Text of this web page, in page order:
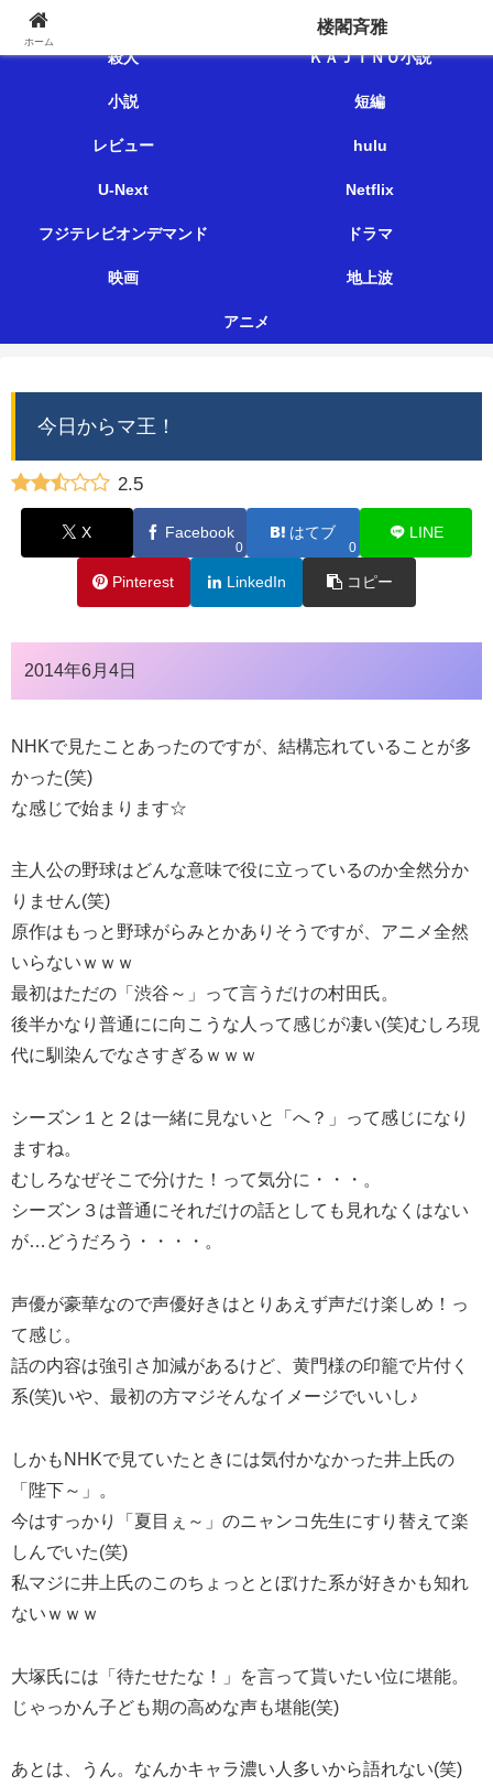
殺人 ＫＡＪＩＮＯ小説
小説 短編
レビュー hulu
U-Next Netflix
フジテレビオンデマンド ドラマ
映画 地上波
アニメ
今日からマ王！
2.5
X Facebook
0
はてブ
0
LINE
Pinterest LinkedIn コピー
2014年6月4日
NHKで見たことあったのですが、結構忘れていることが多
かった(笑)
な感じで始まります☆
主人公の野球はどんな意味で役に立っているのか全然分か
りません(笑)
原作はもっと野球がらみとかありそうですが、アニメ全然
いらないｗｗｗ
最初はただの「渋谷～」って言うだけの村田氏。
後半かなり普通にに向こうな人って感じが凄い(笑)むしろ現
代に馴染んでなさすぎるｗｗｗ
シーズン１と２は一緒に見ないと「へ？」って感じになり
ますね。
むしろなぜそこで分けた！って気分に・・・。
シーズン３は普通にそれだけの話としても見れなくはない
が…どうだろう・・・・。
声優が豪華なので声優好きはとりあえず声だけ楽しめ！っ
て感じ。
話の内容は強引さ加減があるけど、黄門様の印籠で片付く
系(笑)いや、最初の方マジそんなイメージでいいし♪
しかもNHKで見ていたときには気付かなかった井上氏の
「陛下～」。
今はすっかり「夏目ぇ～」のニャンコ先生にすり替えて楽
しんでいた(笑)
私マジに井上氏のこのちょっととぼけた系が好きかも知れ
ないｗｗｗ
大塚氏には「待たせたな！」を言って貰いたい位に堪能。
じゃっかん子ども期の高めな声も堪能(笑)
あとは、うん。なんかキャラ濃い人多いから語れない(笑)
ホーム
楼閣斉雅